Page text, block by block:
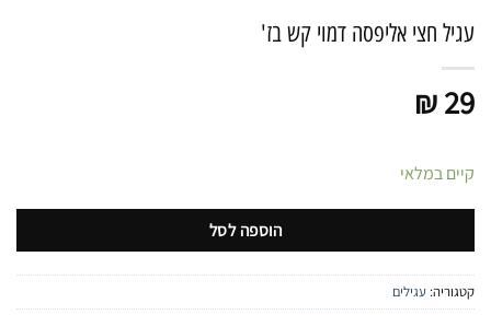
עגיל חצי אליפסה דמוי קש בז'
₪29
קיים במלאי
הוספה לסל
קטגוריה: עגילים